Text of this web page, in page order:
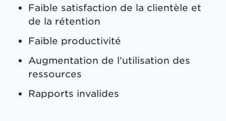
Faible satisfaction de la clientèle et
de la rétention
Faible productivité
Augmentation de l’utilisation des
ressources
Rapports invalides